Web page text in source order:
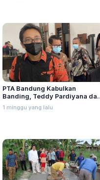
PTA Bandung Kabulkan
Banding, Teddy Pardiyana dan
Bintang Ditetapkan Ahli Waris
Lina Jubaedah
1 minggu yang lalu